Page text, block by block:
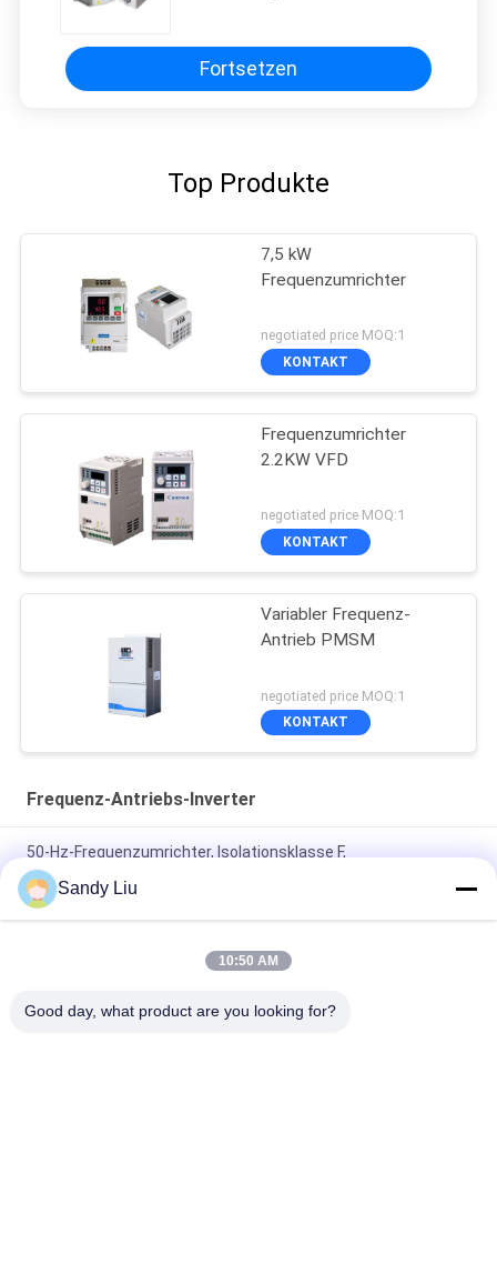
Fortsetzen
Top Produkte
7,5 kW
Frequenzumrichter
negotiated price MOQ:1
KONTAKT
Frequenzumrichter
2.2KW VFD
negotiated price MOQ:1
KONTAKT
Variabler Frequenz-
Antrieb PMSM
negotiated price MOQ:1
KONTAKT
Frequenz-Antriebs-Inverter
50-Hz-Frequenzumrichter, Isolationsklasse F,
Frequenzumrichter mit variabler Frequenz
AC-Frequenzumrichter mit PMSM-Antrieb, 150 % Nennstrom,
Wechselrichter
Sandy Liu
10:50 AM
Good day, what product are you looking for?